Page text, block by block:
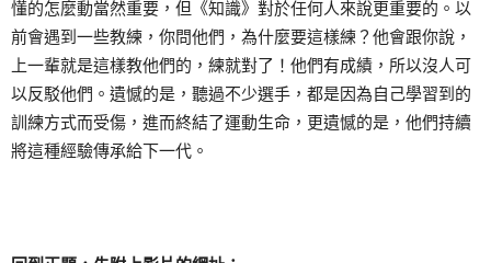
懂的怎麼動當然重要，但《知識》對於任何人來說更重要的。以
前會遇到一些教練，你問他們，為什麼要這樣練？他會跟你說，
上一輩就是這樣教他們的，練就對了！他們有成績，所以沒人可
以反駁他們。遺憾的是，聽過不少選手，都是因為自己學習到的
訓練方式而受傷，進而終結了運動生命，更遺憾的是，他們持續
將這種經驗傳承給下一代。